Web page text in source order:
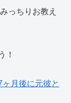
っちりお教え
！
月後に元彼と